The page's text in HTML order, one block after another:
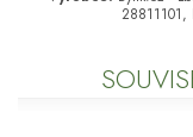
28811101,